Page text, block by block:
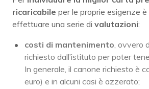
ricaricabile per le proprie esigenze
effettuare una serie di valutazioni:
costi di mantenimento , ovvero
richiesto dall’istituto per poter
In generale, il canone richiesto è
euro) e in alcuni casi è azzerato;